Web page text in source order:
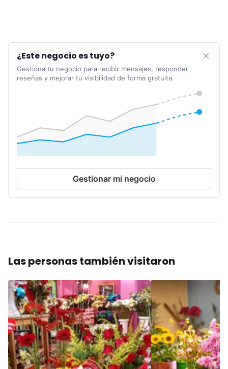
¿Este negocio es tuyo?
Gestioná tu negocio para recibir mensajes, responder
reseñas y mejorar tu visibilidad de forma gratuita.
Gestionar mi negocio
Las personas también visitaron